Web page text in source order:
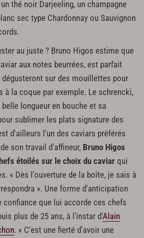
thé noir Darjeeling, un champagne
sec type Chardonnay ou Sauvignon
au juste ? Bruno Higos estime que
aux notes beurrées, est parfait
sur des mouillettes pour
à la coque par exemple. Le schrencki,
longueur en bouche et sa
sublimer les plats signature des
d'ailleurs l'un des caviars préférés
son travail d'affineur, Bruno Higos
étoilés sur le choix du caviar qui
« Dès l'ouverture de la boîte, je sais à
». Une forme d'anticipation
confiance que lui accorde ces chefs
plus de 25 ans, à l'instar d'Alain
. « C'est une fierté d'avoir une